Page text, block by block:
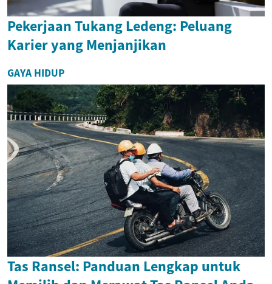
Pekerjaan Tukang Ledeng: Peluang
Karier yang Menjanjikan
GAYA HIDUP
Tas Ransel: Panduan Lengkap untuk